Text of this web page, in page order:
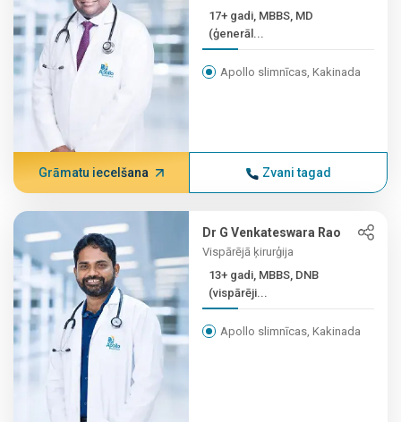
17+ gadi, MBBS, MD
(ģenerāl...
Apollo slimnīcas, Kakinada
Grāmatu iecelšana Zvani tagad
Dr G Venkateswara Rao
Vispārējā ķirurģija
13+ gadi, MBBS, DNB
(vispārēji...
Apollo slimnīcas, Kakinada